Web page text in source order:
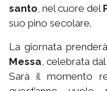
santo , nel cuore del
suo pino secolare.
La giornata
Messa , celebrata
Sarà il momento